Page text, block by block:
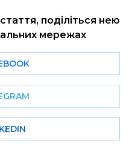
поділіться нею
мережах